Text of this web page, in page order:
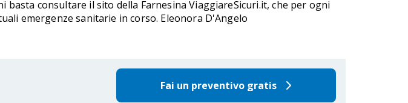
consultare il sito della Farnesina ViaggiareSicuri.it, che per ogni
emergenze sanitarie in corso. Eleonora D'Angelo
Fai un preventivo gratis